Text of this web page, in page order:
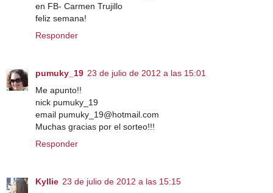
en FB- Carmen Trujillo
feliz semana!
Responder
pumuky_19 23 de julio de 2012 a las 15:01
Me apunto!!
nick pumuky_19
email pumuky_19@hotmail.com
Muchas gracias por el sorteo!!!
Responder
Kyllie 23 de julio de 2012 a las 15:15